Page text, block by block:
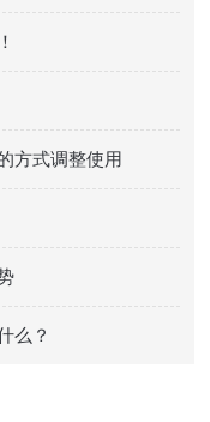
方式调整使用
么？